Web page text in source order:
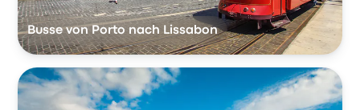
Busse von Porto nach Lissabon